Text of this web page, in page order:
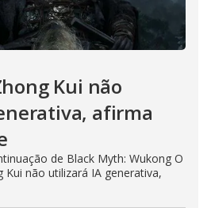
Kui não
afirma
de Black Myth: Wukong O
não utilizará IA generativa,